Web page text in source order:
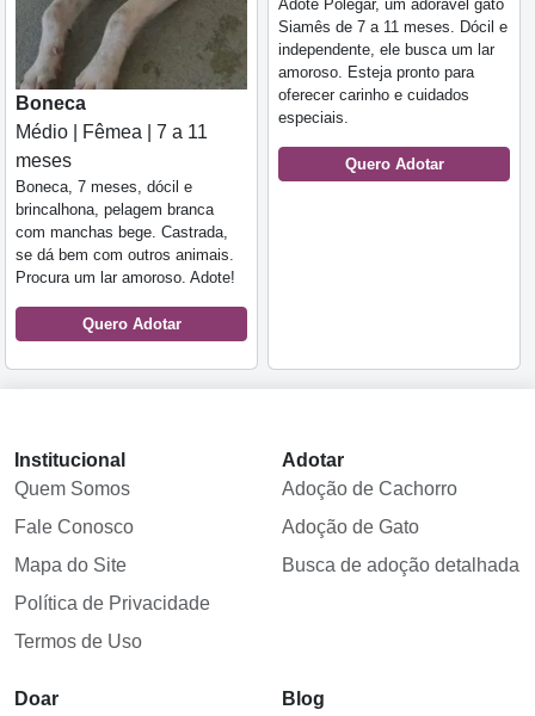
Boneca
Médio | Fêmea | 7 a 11
meses
Boneca, 7 meses, dócil e
brincalhona, pelagem branca
com manchas bege. Castrada,
se dá bem com outros animais.
Procura um lar amoroso. Adote!
Quero Adotar
Adote Polegar, um adorável gato
Siamês de 7 a 11 meses. Dócil e
independente, ele busca um lar
amoroso. Esteja pronto para
oferecer carinho e cuidados
especiais.
Quero Adotar
Institucional
Quem Somos
Fale Conosco
Mapa do Site
Política de Privacidade
Termos de Uso
Adotar
Adoção de Cachorro
Adoção de Gato
Busca de adoção detalhada
Doar
Blog